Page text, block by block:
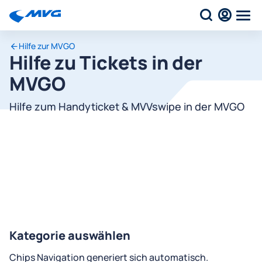
Hilfe zur MVGO
Hilfe zu Tickets in der
MVGO
Hilfe zum Handyticket & MVVswipe in der MVGO
Kategorie auswählen
Chips Navigation generiert sich automatisch.